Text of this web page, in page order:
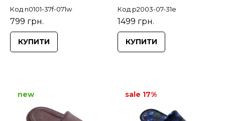
Код n0101-37f-071w
799 грн.
КУПИТИ
Код p2003-07-31e
1499 грн.
КУПИТИ
new sale 17%